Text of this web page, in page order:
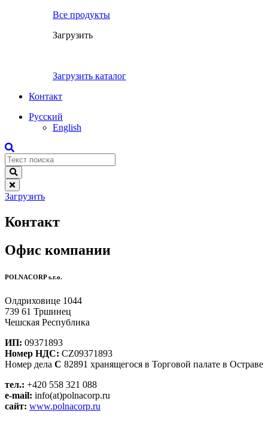
Все продукты
Загрузить
Загрузить каталог
Контакт
Русский
English
Загрузить
Контакт
Офис компании
POLNACORP s.r.o.
Олдриховице 1044
739 61 Тршинец
Чешская Республика
ИП: 09371893
Номер НДС: CZ09371893
Номер дела C 82891 хранящегося в Торговой палате в Остраве
тел.: +420 558 321 088
e-mail: info(at)polnacorp.ru
сайт: www.polnacorp.ru